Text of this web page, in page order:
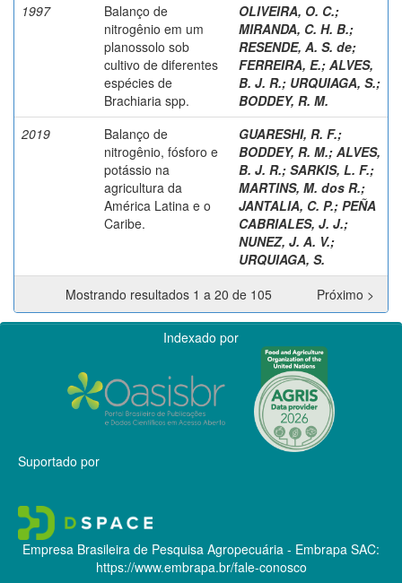
1997
Balanço de
nitrogênio em um
planossolo sob
cultivo de diferentes
espécies de
Brachiaria spp.
OLIVEIRA, O. C.;
MIRANDA, C. H. B.;
RESENDE, A. S. de;
FERREIRA, E.; ALVES,
B. J. R.; URQUIAGA, S.;
BODDEY, R. M.
2019
Balanço de
nitrogênio, fósforo e
potássio na
agricultura da
América Latina e o
Caribe.
GUARESHI, R. F.;
BODDEY, R. M.; ALVES,
B. J. R.; SARKIS, L. F.;
MARTINS, M. dos R.;
JANTALIA, C. P.; PEÑA
CABRIALES, J. J.;
NUNEZ, J. A. V.;
URQUIAGA, S.
Mostrando resultados 1 a 20 de 105
Próximo >
Indexado por
Suportado por
Empresa Brasileira de Pesquisa Agropecuária - Embrapa SAC:
https://www.embrapa.br/fale-conosco